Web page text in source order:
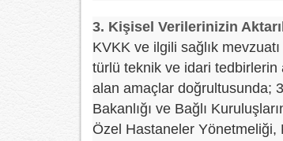
3. Kişisel Verilerinizin
KVKK ve ilgili sağlık
türlü teknik ve idari tedbirlerin
alan amaçlar doğrultusunda;
Bakanlığı ve Bağlı
Özel Hastaneler Yönetmeliği,